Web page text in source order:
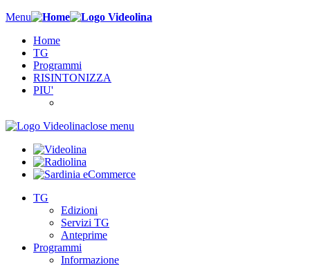
Menu
Home
TG
Programmi
RISINTONIZZA
PIU'
close menu
TG
Edizioni
Servizi TG
Anteprime
Programmi
Informazione